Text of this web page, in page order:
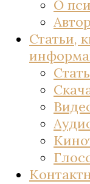
О
Статьи,